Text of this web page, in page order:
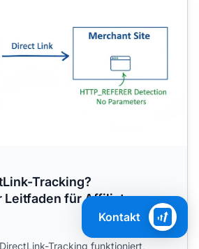
Tracking?
Leitfaden für Affiliate-
Tracking funktioniert,
Kontakt